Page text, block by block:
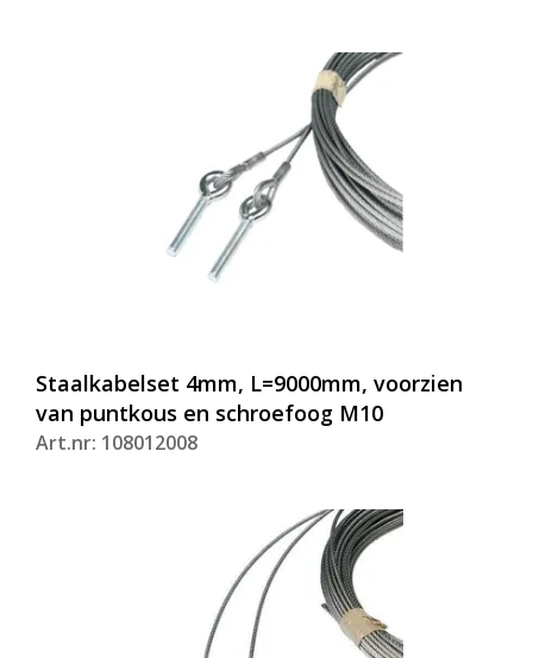
Staalkabelset 4mm, L=9000mm, voorzien
van puntkous en schroefoog M10
Art.nr: 108012008